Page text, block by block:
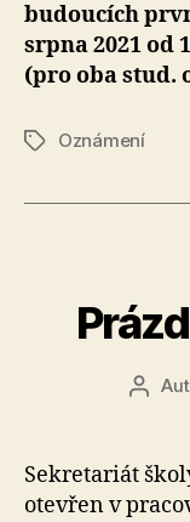
budoucích
srpna 2021 od
(pro oba stud.
ŠtítkyOznámení
Autor
Sekretariát
otevřen v